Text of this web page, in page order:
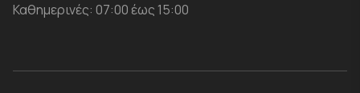
Καθημερινές: 07:00 έως 15:00